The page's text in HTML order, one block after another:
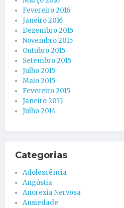
Fevereiro 2016
Janeiro 2016
Dezembro 2015
Novembro 2015
Outubro 2015
Setembro 2015
Julho 2015
Maio 2015
Fevereiro 2015
Janeiro 2015
Julho 2014
Categorias
Adolescência
Angústia
Anorexia Nervosa
Ansiedade